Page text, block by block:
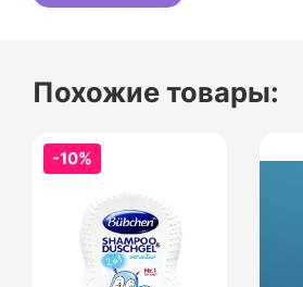
Похожие товары:
-10%